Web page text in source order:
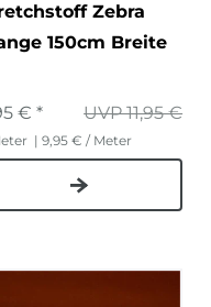
Zebra
150cm Breite
UVP 11,95 €
€ *
| 9,95 € / Meter